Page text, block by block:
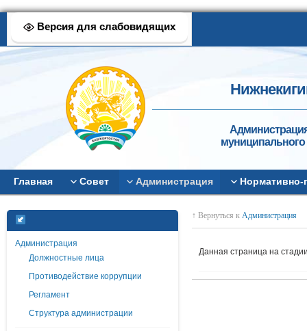
Версия для слабовидящих
муниципального
Главная Совет Администрация
Администрация
Должностные лица
Противодействие коррупции
Регламент
Структура администрации
↑ Вернуться к Администрация
Данная страница на